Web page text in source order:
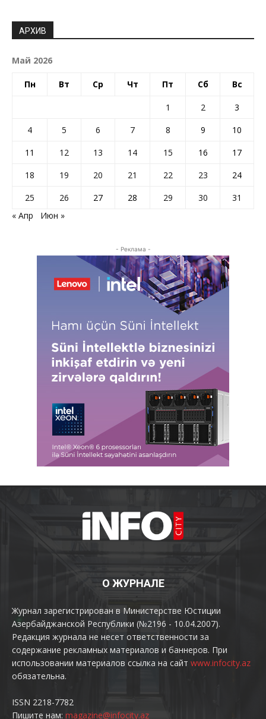
АРХИВ
Май 2026
Пн Вт Ср Чт Пт Сб Вс
1 2
3
4
5 6 7 8 9
10
11
12 13 14 15 16
17
18
19 20 21 22 23
24
25
26 27 28 29 30
31
« Апр
Июн »
- Реклама -
О ЖУРНАЛЕ
Журнал зарегистрирован в Министерстве Юстиции
Азербайджанской Республики (№2196 - 10.04.2007).
Редакция журнала не несет ответственности за
содержание рекламных материалов и баннеров. При
использовании материалов ссылка на сайт www.infocity.az
обязательна.
ISSN 2218-7782
Пишите нам: magazine@infocity.az